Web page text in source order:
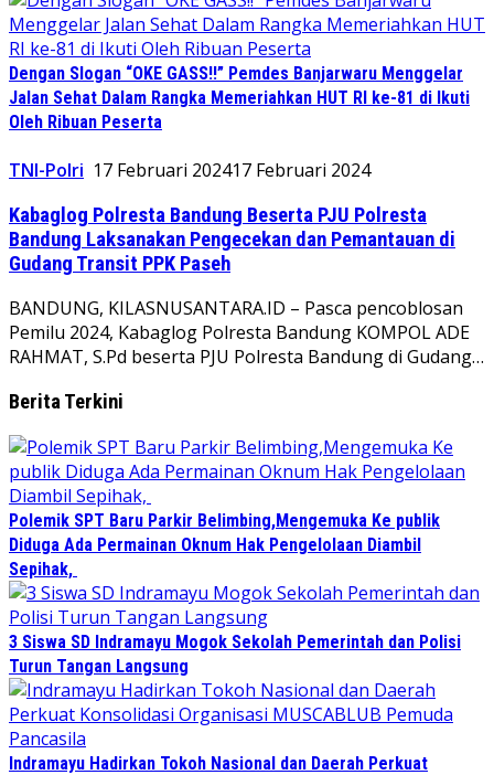
Dengan Slogan “OKE GASS!!” Pemdes Banjarwaru Menggelar
Jalan Sehat Dalam Rangka Memeriahkan HUT RI ke-81 di Ikuti
Oleh Ribuan Peserta
TNI-Polri 17 Februari 202417 Februari 2024
Kabaglog Polresta Bandung Beserta PJU Polresta
Bandung Laksanakan Pengecekan dan Pemantauan di
Gudang Transit PPK Paseh
BANDUNG, KILASNUSANTARA.ID – Pasca pencoblosan
Pemilu 2024, Kabaglog Polresta Bandung KOMPOL ADE
RAHMAT, S.Pd beserta PJU Polresta Bandung di Gudang…
Berita Terkini
Polemik SPT Baru Parkir Belimbing,Mengemuka Ke publik
Diduga Ada Permainan Oknum Hak Pengelolaan Diambil
Sepihak,
3 Siswa SD Indramayu Mogok Sekolah Pemerintah dan Polisi
Turun Tangan Langsung
Indramayu Hadirkan Tokoh Nasional dan Daerah Perkuat